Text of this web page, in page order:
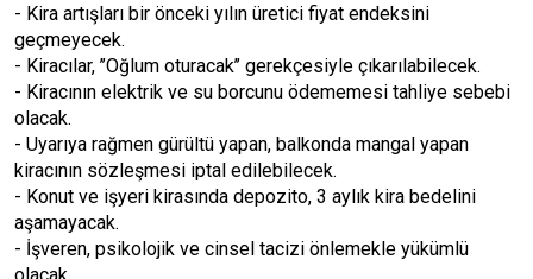
- Kira artışları bir önceki yılın üretici fiyat endeksini
geçmeyecek.
- Kiracılar, ’’Oğlum oturacak’’ gerekçesiyle çıkarılabilecek.
- Kiracının elektrik ve su borcunu ödememesi tahliye sebebi
olacak.
- Uyarıya rağmen gürültü yapan, balkonda mangal yapan
kiracının sözleşmesi iptal edilebilecek.
- Konut ve işyeri kirasında depozito, 3 aylık kira bedelini
aşamayacak.
- İşveren, psikolojik ve cinsel tacizi önlemekle yükümlü